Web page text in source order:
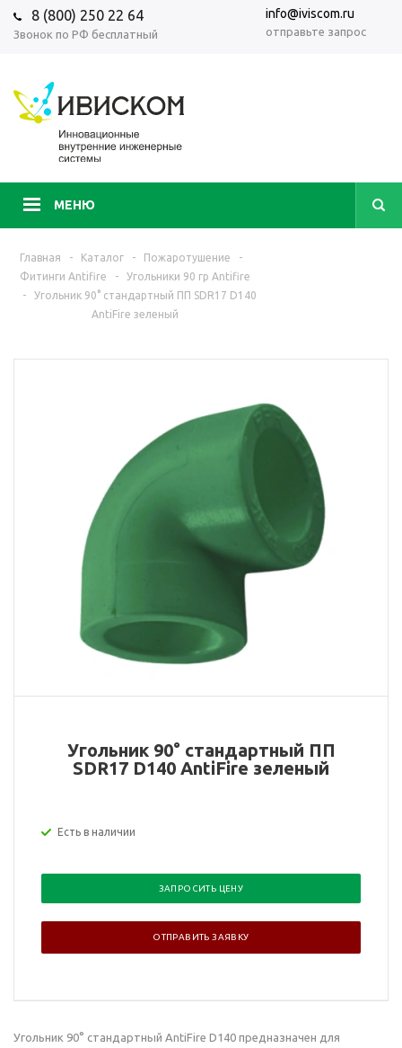
8 (800) 250 22 64
Звонок по РФ бесплатный
info@iviscom.ru
отправьте запрос
МЕНЮ
Главная - Каталог - Пожаротушение
-
Фитинги Antifire
-
Угольники 90 гр Antifire
-
Угольник 90° стандартный ПП SDR17 D140
AntiFire зеленый
Угольник 90° стандартный ПП
SDR17 D140 AntiFire зеленый
Есть в наличии
ЗАПРОСИТЬ ЦЕНУ
ОТПРАВИТЬ ЗАЯВКУ
Угольник 90° стандартный AntiFire D140 предназначен для